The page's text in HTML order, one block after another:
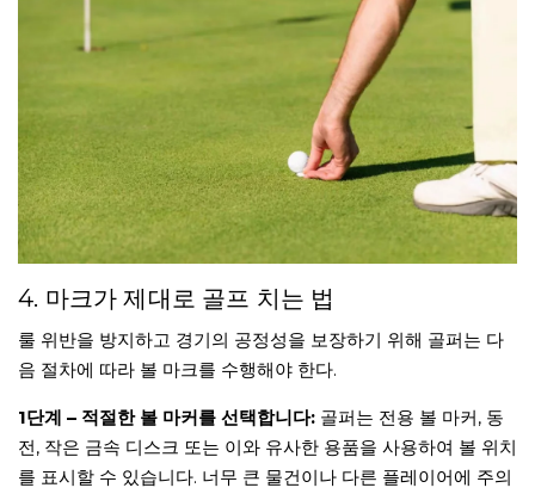
4. 마크가 제대로 골프 치는 법
룰 위반을 방지하고 경기의 공정성을 보장하기 위해 골퍼는 다
음 절차에 따라 볼 마크를 수행해야 한다.
1단계 – 적절한 볼 마커를 선택합니다: 골퍼는 전용 볼 마커, 동
전, 작은 금속 디스크 또는 이와 유사한 용품을 사용하여 볼 위치
를 표시할 수 있습니다. 너무 큰 물건이나 다른 플레이어에 주의